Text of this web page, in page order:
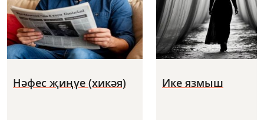
Нәфес җиңүе (хикәя) Ике язмыш